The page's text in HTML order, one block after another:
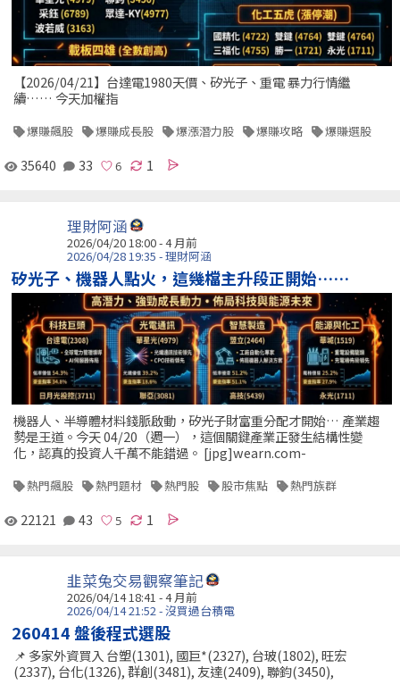
【2026/04/21】台達電1980天價、矽光子、重電 暴力行情繼
續…… 今天加權指
爆賺飆股 爆賺成長股 爆漲潛力股 爆賺攻略 爆賺選股
35640 33 1
理財阿涵
2026/04/20 18:00 - 4 月前
2026/04/28 19:35 - 理財阿涵
矽光子、機器人點火，這幾檔主升段正開始……
機器人、半導體材料錢脈啟動，矽光子財富重分配才開始… 產業趨
勢是王道。今天 04/20（週一），這個關鍵產業正發生結構性變
化，認真的投資人千萬不能錯過。 [jpg]wearn.com-
熱門飆股 熱門題材 熱門股 股市焦點 熱門族群
22121 43 1
韭菜兔交易觀察筆記
2026/04/14 18:41 - 4 月前
2026/04/14 21:52 - 沒買過台積電
260414 盤後程式選股
📌 多家外資買入 台塑(1301), 國巨*(2327), 台玻(1802), 旺宏
(2337), 台化(1326), 群創(3481), 友達(2409), 聯鈞(3450),